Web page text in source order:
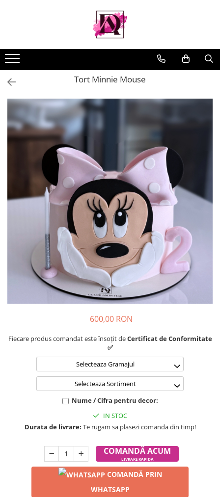
Tort Minnie Mouse
600,00 RON
Fiecare produs comandat este însoțit deCertificat de Conformitate
✅
Selecteaza Gramajul
Selecteaza Sortiment
Nume / Cifra pentru decor:
IN STOC
Durata de livrare: Te rugam sa plasezi comanda din timp!
COMANDĂ ACUM
LIVRARE RAPIDA
COMANDĂ PRIN
WHATSAPP